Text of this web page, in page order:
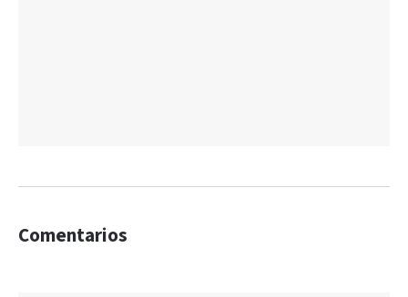
Comentarios